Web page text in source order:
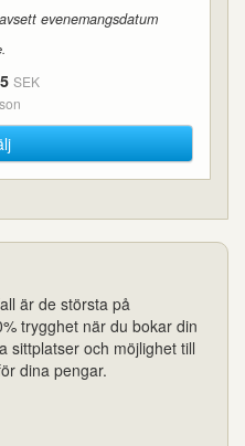
evenemangsdatum
SEK
är de största på
trygghet när du bokar din
sittplatser och möjlighet till
dina pengar.